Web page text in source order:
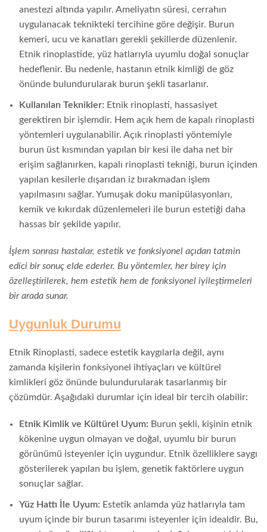
anestezi altında yapılır. Ameliyatın süresi, cerrahın
uygulanacak teknikteki tercihine göre değişir. Burun
kemeri, ucu ve kanatları gerekli şekillerde düzenlenir.
Etnik rinoplastide, yüz hatlarıyla uyumlu doğal sonuçlar
hedeflenir. Bu nedenle, hastanın etnik kimliği de göz
önünde bulundurularak burun şekli tasarlanır.
Kullanılan Teknikler: Etnik rinoplasti, hassasiyet
gerektiren bir işlemdir. Hem açık hem de kapalı rinoplasti
yöntemleri uygulanabilir. Açık rinoplasti yöntemiyle
burun üst kısmından yapılan bir kesi ile daha net bir
erişim sağlanırken, kapalı rinoplasti tekniği, burun içinden
yapılan kesilerle dışarıdan iz bırakmadan işlem
yapılmasını sağlar. Yumuşak doku manipülasyonları,
kemik ve kıkırdak düzenlemeleri ile burun estetiği daha
hassas bir şekilde yapılır.
İşlem sonrası hastalar, estetik ve fonksiyonel açıdan tatmin
edici bir sonuç elde ederler. Bu yöntemler, her birey için
özelleştirilerek, hem estetik hem de fonksiyonel iyileştirmeleri
bir arada sunar.
Uygunluk Durumu
Etnik Rinoplasti, sadece estetik kaygılarla değil, aynı
zamanda kişilerin fonksiyonel ihtiyaçları ve kültürel
kimlikleri göz önünde bulundurularak tasarlanmış bir
çözümdür. Aşağıdaki durumlar için ideal bir tercih olabilir:
Etnik Kimlik ve Kültürel Uyum: Burun şekli, kişinin etnik
kökenine uygun olmayan ve doğal, uyumlu bir burun
görünümü isteyenler için uygundur. Etnik özelliklere saygı
gösterilerek yapılan bu işlem, genetik faktörlere uygun
sonuçlar sağlar.
Yüz Hattı İle Uyum: Estetik anlamda yüz hatlarıyla tam
uyum içinde bir burun tasarımı isteyenler için idealdir. Bu,